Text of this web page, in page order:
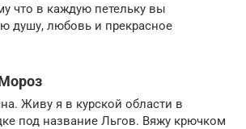
что в каждую петельку вы
душу, любовь и прекрасное
Живу я в курской области в
под название Льгов. Вяжу крючком